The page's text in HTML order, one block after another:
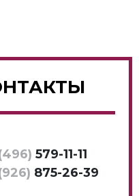
579-11-11
875-26-39